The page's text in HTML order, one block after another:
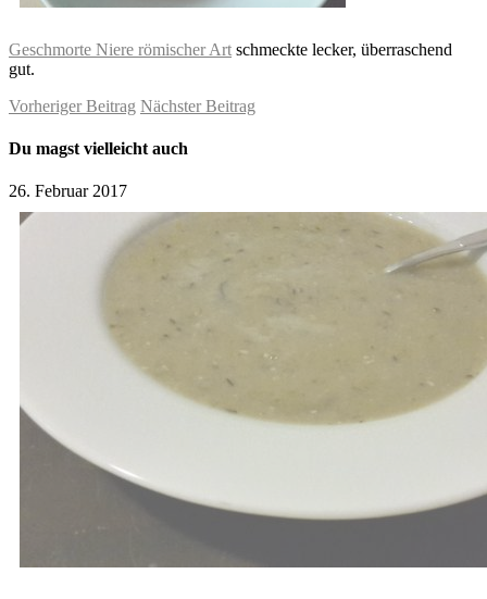
Geschmorte Niere römischer Art schmeckte lecker, überraschend
gut.
Vorheriger Beitrag Nächster Beitrag
Du magst vielleicht auch
26. Februar 2017